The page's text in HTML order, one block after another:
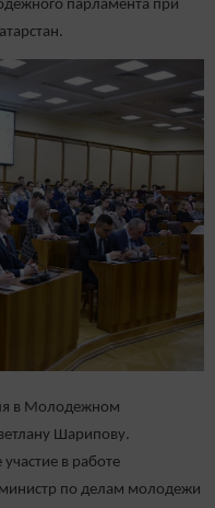
парламента при
в Молодежном
Шарипову.
в работе
по делам молодежи